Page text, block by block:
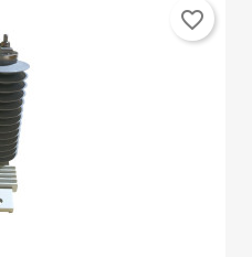
favorite_border